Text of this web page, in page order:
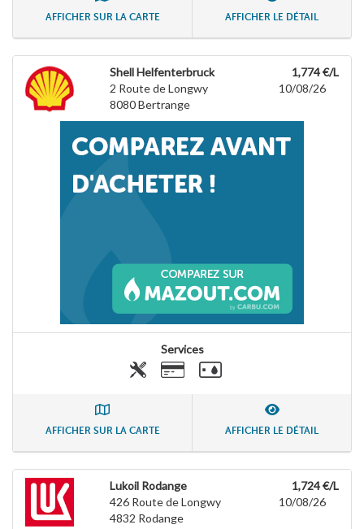
AFFICHER SUR LA CARTE AFFICHER LE DÉTAIL
Shell Helfenterbruck
2 Route de Longwy
8080Bertrange
1,774 €/L
10/08/26
Services
AFFICHER SUR LA CARTE AFFICHER LE DÉTAIL
Lukoil Rodange
426 Route de Longwy
4832 Rodange
1,724 €/L
10/08/26